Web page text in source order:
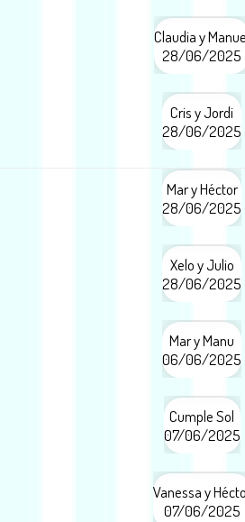
Claudia y
28/06/2025
Cris y Jordi
28/06/2025
Mar y Héctor
28/06/2025
Xelo y Julio
28/06/2025
Mar y Manu
06/06/2025
Cumple Sol
07/06/2025
Vanessa y
07/06/2025